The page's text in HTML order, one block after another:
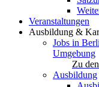
Veranstaltungen
Ausbildung &
Jobs in
Umgebung
Zu
Ausbildung